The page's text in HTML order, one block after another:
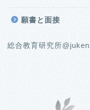
願書と面接
総合教育研究所